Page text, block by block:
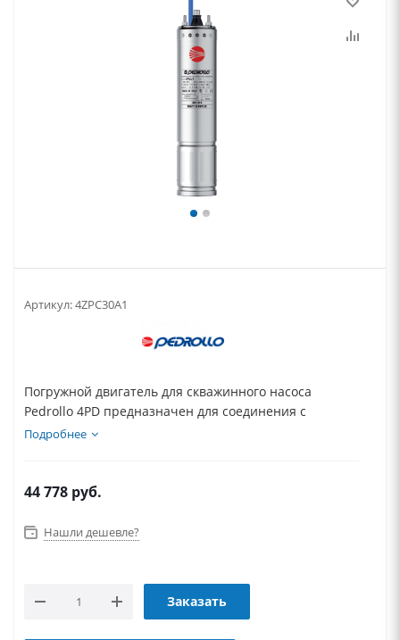
Артикул:4ZPC30A1
Погружной двигатель для скважинного насоса
Pedrollo 4PD предназначен для соединения с
гидравлической...
Подробнее
44 778 руб.
Нашли дешевле?
Заказать